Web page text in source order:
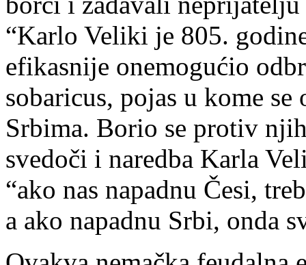
“Karlo Veliki je 805.
efikasnije onemogućio
sobaricus, pojas u kome
Srbima. Borio se protiv
svedoči i naredba Karla
“ako nas napadnu Česi,
a ako napadnu Srbi, onda